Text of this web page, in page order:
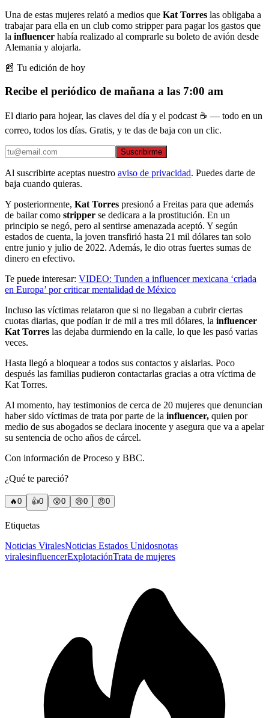
Una de estas mujeres relató a medios que Kat Torres las obligaba a
trabajar para ella en un club como stripper para pagar los gastos que
la influencer había realizado al comprarle su boleto de avión desde
Alemania y alojarla.
📰 Tu edición de hoy
Recibe el periódico de mañana a las 7:00 am
El diario para hojear, las claves del día y el podcast ☕ — todo en un
correo, todos los días. Gratis, y te das de baja con un clic.
Suscribirme
Al suscribirte aceptas nuestro aviso de privacidad. Puedes darte de
baja cuando quieras.
Y posteriormente, Kat Torres presionó a Freitas para que además
de bailar como stripper se dedicara a la prostitución. En un
principio se negó, pero al sentirse amenazada aceptó. Y según
estados de cuenta, la joven transfirió hasta 21 mil dólares tan solo
entre junio y julio de 2022. Además, le dio otras fuertes sumas de
dinero en efectivo.
Te puede interesar: VIDEO: Tunden a influencer mexicana ‘criada
en Europa’ por criticar mentalidad de México
Incluso las víctimas relataron que si no llegaban a cubrir ciertas
cuotas diarias, que podían ir de mil a tres mil dólares, la influencer
Kat Torres las dejaba durmiendo en la calle, lo que les pasó varias
veces.
Hasta llegó a bloquear a todos sus contactos y aislarlas. Poco
después las familias pudieron contactarlas gracias a otra víctima de
Kat Torres.
Al momento, hay testimonios de cerca de 20 mujeres que denuncian
haber sido víctimas de trata por parte de la influencer, quien por
medio de sus abogados se declara inocente y asegura que va a apelar
su sentencia de ocho años de cárcel.
Con información de Proceso y BBC.
¿Qué te pareció?
🔥0 👍0 😲0 😢0 😠0
Etiquetas
Noticias ViralesNoticias Estados Unidosnotas
viralesinfluencerExplotaciónTrata de mujeres